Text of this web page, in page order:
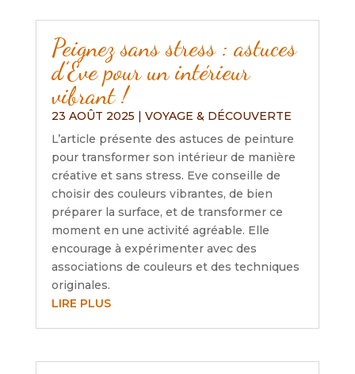
Peignez sans stress : astuces
d’Eve pour un intérieur
vibrant !
23 AOÛT 2025 | VOYAGE & DÉCOUVERTE
L’article présente des astuces de peinture
pour transformer son intérieur de manière
créative et sans stress. Eve conseille de
choisir des couleurs vibrantes, de bien
préparer la surface, et de transformer ce
moment en une activité agréable. Elle
encourage à expérimenter avec des
associations de couleurs et des techniques
originales.
LIRE PLUS